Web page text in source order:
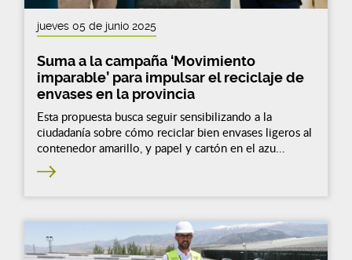
jueves 05 de junio 2025
Suma a la campaña ‘Movimiento
imparable’ para impulsar el reciclaje de
envases en la provincia
Esta propuesta busca seguir sensibilizando a la
ciudadanía sobre cómo reciclar bien envases ligeros al
contenedor amarillo, y papel y cartón en el azu...